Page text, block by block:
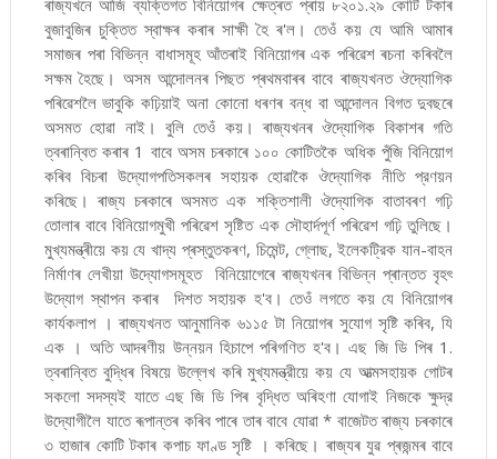
বুজাবুজিৰ চুক্তিত স্বাক্ষৰ কৰাৰ সাক্ষী হৈ ৰ'ল। তেওঁ কয় যে আমি আমাৰ
সমাজৰ পৰা বিভিন্ন বাধাসমূহ আঁতৰাই বিনিয়োগৰ এক পৰিৱেশ ৰচনা কৰিবলৈ
সক্ষম হৈছে। অসম আন্দোলনৰ পিছত প্ৰথমবাৰৰ বাবে ৰাজ্যখনত ঔদ্যোগিক
পৰিৱেশলৈ ভাবুকি কঢ়িয়াই অনা কোনো ধৰণৰ বন্ধ বা আন্দোলন বিগত দুবছৰে
অসমত হোৱা নাই। বুলি তেওঁ কয়। ৰাজ্যখনৰ ঔদ্যোগিক বিকাশৰ গতি
ত্বৰান্বিত কৰাৰ 1 বাবে অসম চৰকাৰে ১০০ কোটিতকৈ অধিক পুঁজি বিনিয়োগ
কৰিব বিচৰা উদ্যোগপতিসকলৰ সহায়ক হোৱাকৈ ঔদ্যোগিক নীতি প্রণয়ন
কৰিছে। ৰাজ্য চৰকাৰে অসমত এক শক্তিশালী ঔদ্যোগিক বাতাবৰণ গঢ়ি
তোলাৰ বাবে বিনিয়োগমুখী পৰিৱেশ সৃষ্টিত এক সৌহার্দপূর্ণ পৰিৱেশ গঢ়ি তুলিছে।
মুখ্যমন্ত্ৰীয়ে কয় যে খাদ্য প্ৰস্তুতকৰণ, চিমেন্ট, গ্লোছ, ইলেকট্রিক যান-বাহন
নিৰ্মাণৰ লেখীয়া উদ্যোগসমূহত বিনিয়োগেৰে ৰাজ্যখনৰ বিভিন্ন প্ৰান্তত বৃহৎ
উদ্যোগ স্থাপন কৰাৰ দিশত সহায়ক হ'ব। তেওঁ লগতে কয় যে বিনিয়োগৰ
কার্যকলাপ । ৰাজ্যখনত আনুমানিক ৬১১৫ টা নিয়োগৰ সুযোগ সৃষ্টি কৰিব, যি
এক । অতি আদৰণীয় উন্নয়ন হিচাপে পৰিগণিত হ'ব। এছ জি ডি পিৰ 1.
ত্বৰান্বিত বুদ্ধিৰ বিষয়ে উল্লেখ কৰি মুখ্যমন্ত্রীয়ে কয় যে আত্মসহায়ক গোটৰ
সকলো সদস্যই যাতে এছ জি ডি পিৰ বৃদ্ধিত অৰিহণা যোগাই নিজকে ক্ষুদ্র
উদ্যোগীলৈ যাতে ৰূপান্তৰ কৰিব পাৰে তাৰ বাবে যোৱা * বাজেটত ৰাজ্য চৰকাৰে
৩ হাজাৰ কোটি টকাৰ কপাচ ফাণ্ড সৃষ্টি । কৰিছে। ৰাজ্যৰ যুৱ প্ৰজন্মৰ বাবে